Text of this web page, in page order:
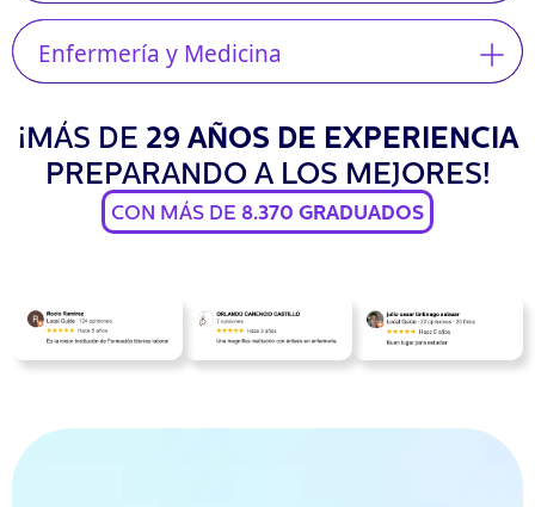
Enfermería y Medicina
¡MÁS DE 29 AÑOS DE EXPERIENCIA
PREPARANDO A LOS MEJORES!
CON MÁS DE 8.370 GRADUADOS